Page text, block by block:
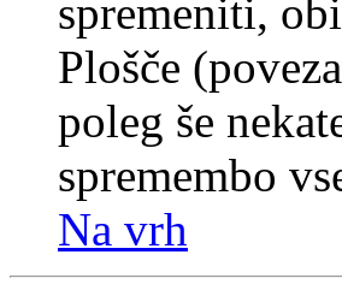
spremeniti,
Plošče
poleg še
spremembo
Na vrh